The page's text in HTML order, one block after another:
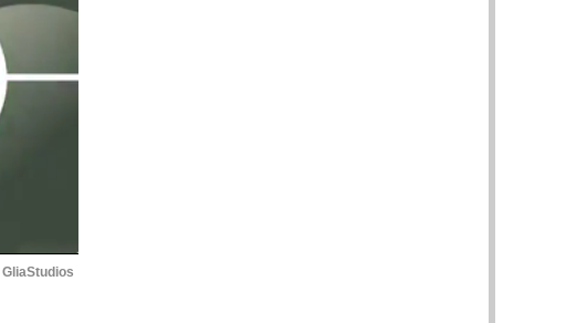
GliaStudios